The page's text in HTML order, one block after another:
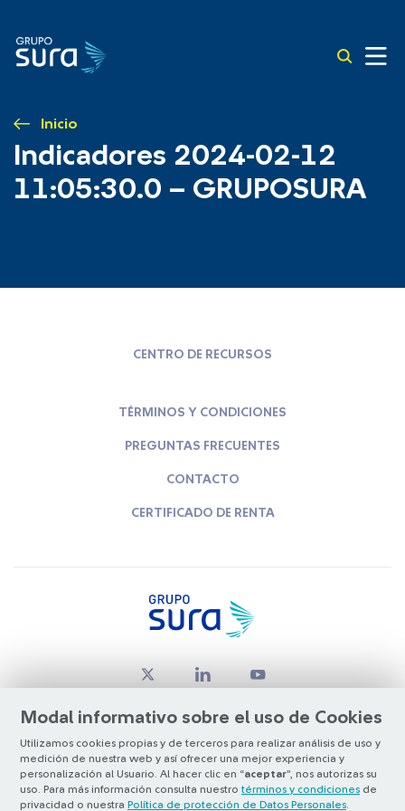
Inicio
Indicadores 2024-02-12
11:05:30.0 – GRUPOSURA
Modal informativo sobre el uso de Cookies
Utilizamos cookies propias y de terceros para realizar análisis de uso y
medición de nuestra web y así ofrecer una mejor experiencia y
personalización al Usuario. Al hacer clic en “aceptar”, nos autorizas su
uso. Para más información consulta nuestro términos y condiciones de
privacidad o nuestra Política de protección de Datos Personales
CENTRO DE RECURSOS
TÉRMINOS Y CONDICIONES
PREGUNTAS FRECUENTES
CONTACTO
CERTIFICADO DE RENTA
© Copyright Grupo SURA 2026